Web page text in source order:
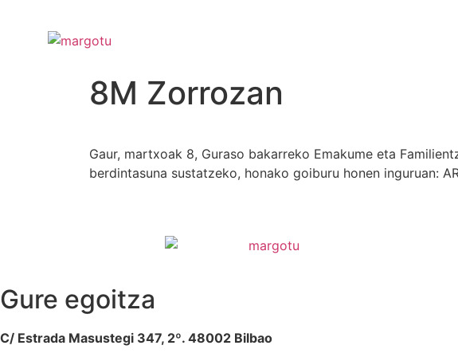
8M Zorrozan
Gaur, martxoak 8, Guraso bakarreko Emakume eta
berdintasuna sustatzeko, honako goiburu honen inguruan:
Gure egoitza
C/ Estrada Masustegi 347, 2º. 48002 Bilbao